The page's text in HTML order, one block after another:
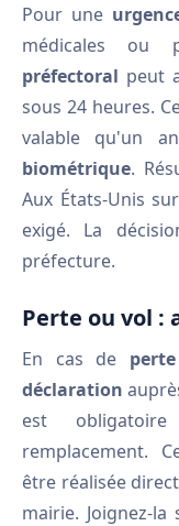
Pour une
médicales ou
préfectoral peut
sous 24 heures.
valable qu'un
biométrique.
Aux États-Unis
exigé. La
préfecture.
Perte ou vol :
En cas de
déclaration
est
remplacement.
être réalisée
mairie. Joignez-